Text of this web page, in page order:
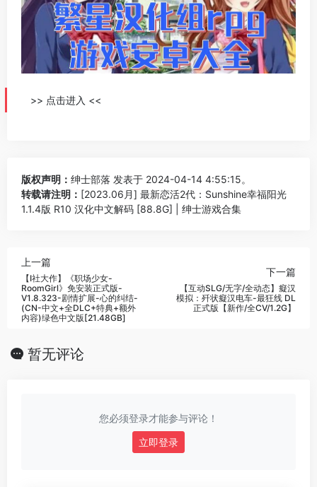
>> 点击进入 <<
版权声明： 绅士部落 发表于 2024-04-14 4:55:15。
转载请注明： [2023.06月] 最新恋活2代：Sunshine幸福阳光
1.1.4版 R10 汉化中文解码 [88.8G] | 绅士游戏合集
上一篇
【I社大作】《职场少女-
RoomGirl》免安装正式版-
V1.8.323-剧情扩展-心的纠结-
(CN-中文+全DLC+特典+额外
内容)绿色中文版[21.48GB]
下一篇
【互动SLG/无字/全动态】癡汉
模拟：歼状癡汉电车-最狂线 DL
正式版【新作/全CV/1.2G】
暂无评论
您必须登录才能参与评论！
立即登录